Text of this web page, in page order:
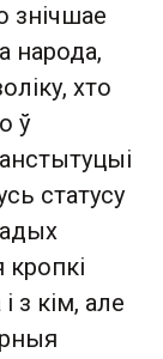
знічшае
народа,
хто
ў
статусу
кропкі
з кім, але